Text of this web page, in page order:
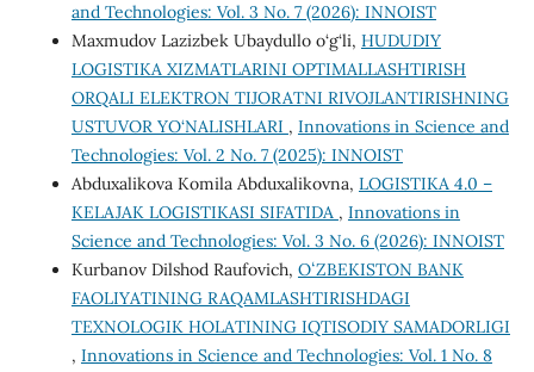
and Technologies: Vol. 3 No. 7 (2026): INNOIST
Maxmudov Lazizbek Ubaydullo o‘g‘li, HUDUDIY
LOGISTIKA XIZMATLARINI OPTIMALLASHTIRISH
ORQALI ELEKTRON TIJORATNI RIVOJLANTIRISHNING
USTUVOR YO‘NALISHLARI , Innovations in Science and
Technologies: Vol. 2 No. 7 (2025): INNOIST
Abduxalikova Komila Abduxalikovna, LOGISTIKA 4.0 –
KELAJAK LOGISTIKASI SIFATIDA , Innovations in
Science and Technologies: Vol. 3 No. 6 (2026): INNOIST
Kurbanov Dilshod Raufovich, OʻZBEKISTON BANK
FAOLIYATINING RAQAMLASHTIRISHDAGI
TEXNOLOGIK HOLATINING IQTISODIY SAMADORLIGI
, Innovations in Science and Technologies: Vol. 1 No. 8